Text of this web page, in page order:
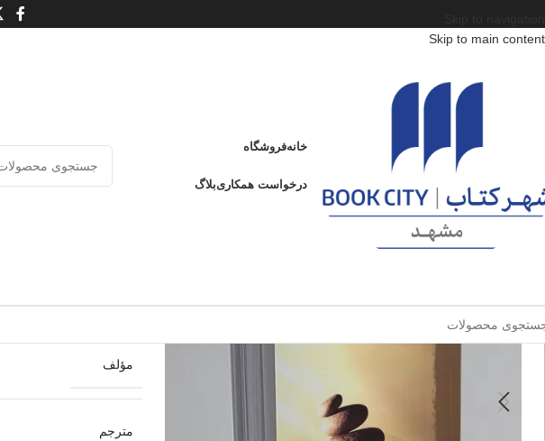
Skip to main content
خانهفروشگاه
درخواست همکاریبلاگ
محصولات / کتاب بزرگسال
فروخته شده هنر بودن
مؤلف
مترجم